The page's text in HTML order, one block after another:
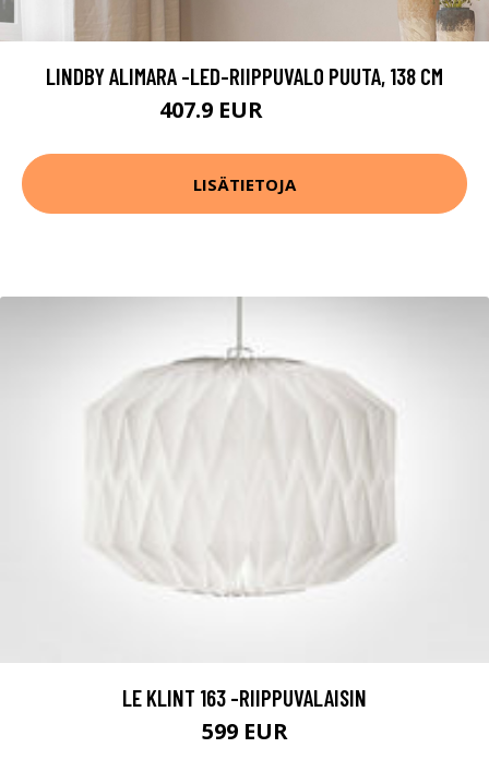
LINDBY ALIMARA -LED-RIIPPUVALO PUUTA, 138 CM
407.9 EUR
LISÄTIETOJA
LE KLINT 163 -RIIPPUVALAISIN
599 EUR